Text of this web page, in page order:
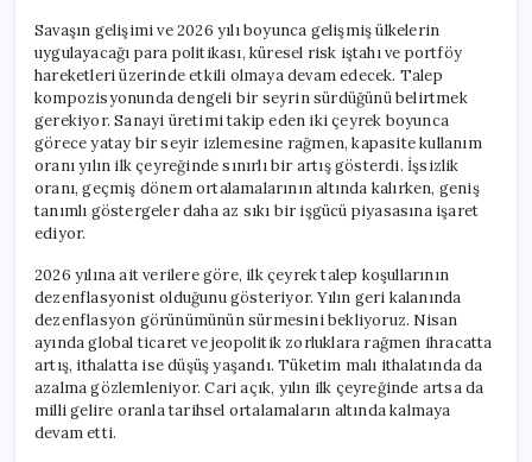
Savaşın gelişimi ve 2026 yılı boyunca gelişmiş ülkelerin
uygulayacağı para politikası, küresel risk iştahı ve portföy
hareketleri üzerinde etkili olmaya devam edecek. Talep
kompozisyonunda dengeli bir seyrin sürdüğünü belirtmek
gerekiyor. Sanayi üretimi takip eden iki çeyrek boyunca
görece yatay bir seyir izlemesine rağmen, kapasite kullanım
oranı yılın ilk çeyreğinde sınırlı bir artış gösterdi. İşsizlik
oranı, geçmiş dönem ortalamalarının altında kalırken, geniş
tanımlı göstergeler daha az sıkı bir işgücü piyasasına işaret
ediyor.
2026 yılına ait verilere göre, ilk çeyrek talep koşullarının
dezenflasyonist olduğunu gösteriyor. Yılın geri kalanında
dezenflasyon görünümünün sürmesini bekliyoruz. Nisan
ayında global ticaret ve jeopolitik zorluklara rağmen ihracatta
artış, ithalatta ise düşüş yaşandı. Tüketim malı ithalatında da
azalma gözlemleniyor. Cari açık, yılın ilk çeyreğinde artsa da
milli gelire oranla tarihsel ortalamaların altında kalmaya
devam etti.